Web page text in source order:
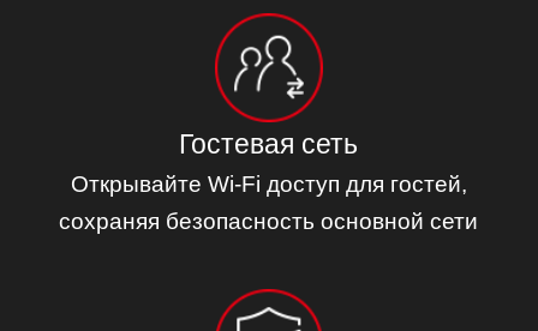
Гостевая сеть
Открывайте Wi-Fi доступ для гостей,
сохраняя безопасность основной сети